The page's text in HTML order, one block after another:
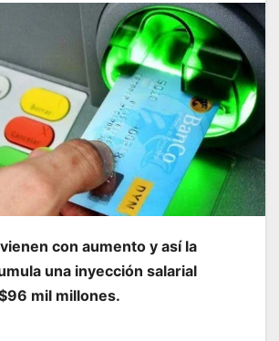
con aumento y así la
una inyección salarial
mil millones.